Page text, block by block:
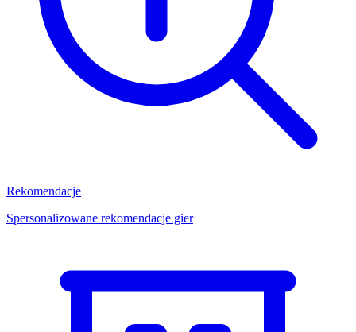
Rekomendacje
Spersonalizowane rekomendacje gier